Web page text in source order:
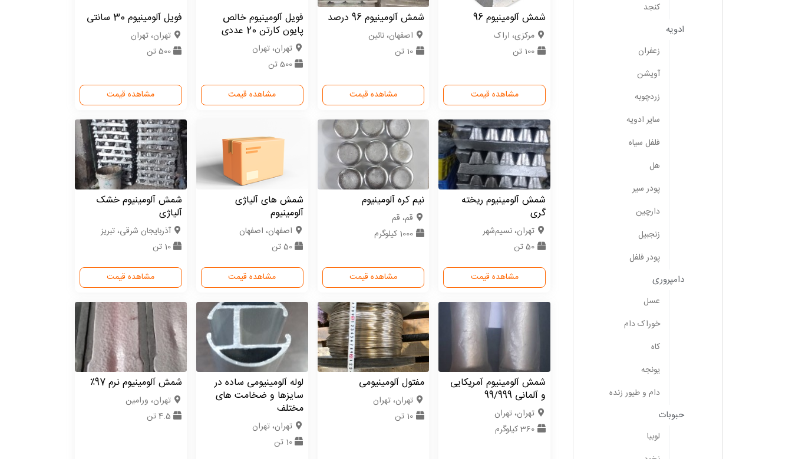
شمش آلومینیوم 96
مركزی، اراک
100 تن
مشاهده قیمت
شمش آلومینیوم 96 درصد
اصفهان، نائین
10 تن
مشاهده قیمت
فویل آلومینیوم خالص
پایون کارتن 20 عددی
تهران، تهران
500 تن
مشاهده قیمت
فویل آلومینیوم 30 سانتی
تهران، تهران
500 تن
مشاهده قیمت
شمش آلومینیوم ریخته
گری
تهران، نسیم‌شهر
50 تن
مشاهده قیمت
نیم کره آلومینیوم
قم، قم
1000 کیلوگرم
مشاهده قیمت
شمش های آلیاژی
آلومینیوم
اصفهان، اصفهان
50 تن
مشاهده قیمت
شمش آلومینیوم خشک
آلیاژی
آذربایجان شرقی، تبریز
10 تن
مشاهده قیمت
شمش آلومینیوم آمریکایی
و آلمانی 99/999
تهران، تهران
360 کیلوگرم
مفتول آلومینیومی
تهران، تهران
10 تن
لوله آلومینیومی ساده در
سایزها و ضخامت های
مختلف
تهران، تهران
10 تن
شمش آلومینیوم نرم 97٪
تهران، ورامین
4.5 تن
کنجد
ادویه
زعفران
آویشن
زردچوبه
سایر ادویه
فلفل سیاه
هل
پودر سیر
دارچین
زنجبیل
پودر فلفل
دامپروری
عسل
خوراک دام
کاه
یونجه
دام و طیور زنده
حبوبات
لوبیا